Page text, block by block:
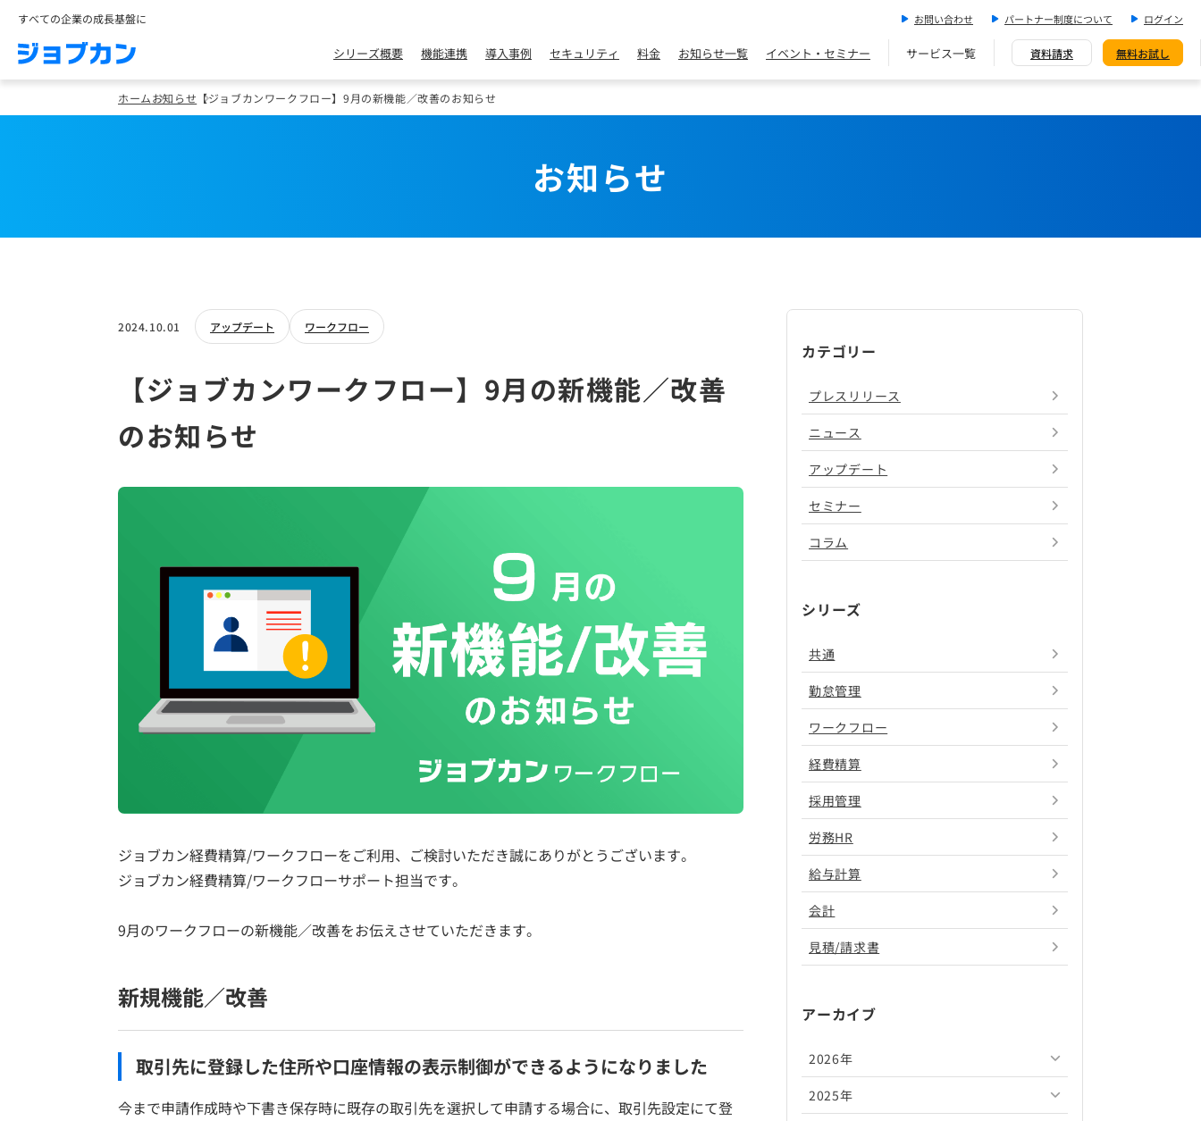
すべての企業の成長基盤に お問い合わせ パートナー制度について ログイン
シリーズ概要 機能連携 導入事例 セキュリティ 料金 お知らせ一覧 イベント・セミナー サービス一覧 資料請求 無料お試し
ホームお知らせ 【ジョブカンワークフロー】9月の新機能／改善のお知らせ
お知らせ
2024.10.01 アップデート ワークフロー
【ジョブカンワークフロー】9月の新機能／改善
のお知らせ
ジョブカン経費精算/ワークフローをご利用、ご検討いただき誠にありがとうございます。
ジョブカン経費精算/ワークフローサポート担当です。
9月のワークフローの新機能／改善をお伝えさせていただきます。
新規機能／改善
取引先に登録した住所や口座情報の表示制御ができるようになりました
今まで申請作成時や下書き保存時に既存の取引先を選択して申請する場合に、取引先設定にて登
カテゴリー
プレスリリース
ニュース
アップデート
セミナー
コラム
シリーズ
共通
勤怠管理
ワークフロー
経費精算
採用管理
労務HR
給与計算
会計
見積/請求書
アーカイブ
2026年
2026年8月
2025年